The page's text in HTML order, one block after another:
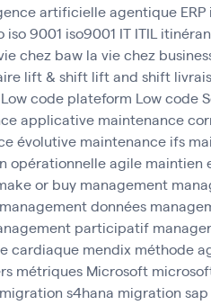
artificielle agentique ERP
iso 9001 iso9001 IT ITIL
chez baw la vie chez
lift & shift lift and shift
Low code plateform Low code
applicative maintenance
évolutive maintenance ifs
opérationnelle agile maintien
or buy management
management données
participatif
cardiaque mendix méthode
métriques Microsoft
migration s4hana migration sap